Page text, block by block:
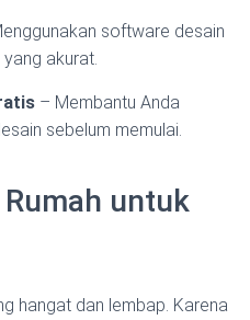
software desain
akurat.
– Membantu Anda
sebelum memulai.
untuk
hangat dan lembap. Karena